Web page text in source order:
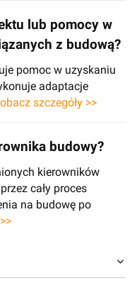
lub pomocy w
z budową?
pomoc w uzyskaniu
adaptacje
szczegóły >>
budowy?
kierowników
cały proces
na budowę po